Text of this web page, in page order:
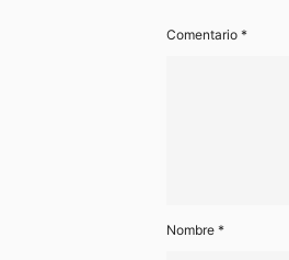
Comentario *
Nombre *